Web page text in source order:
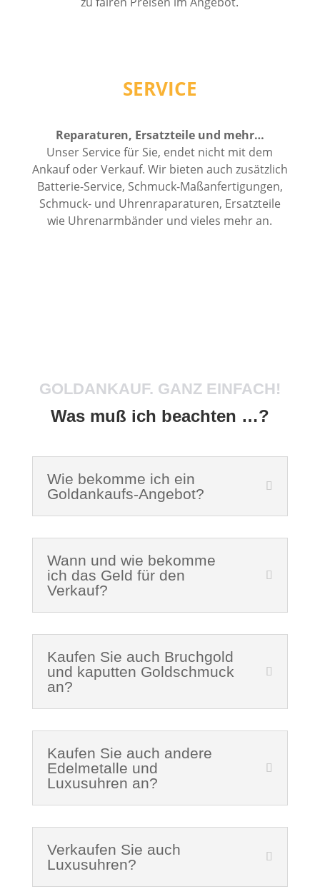
SERVICE
Reparaturen, Ersatzteile und mehr…
Unser Service für Sie, endet nicht mit dem
Ankauf oder Verkauf. Wir bieten auch zusätzlich
Batterie-Service, Schmuck-Maßanfertigungen,
Schmuck- und Uhrenraparaturen, Ersatzteile
wie Uhrenarmbänder und vieles mehr an.
GOLDANKAUF. GANZ EINFACH!
Was muß ich beachten …?
Wie bekomme ich ein
Goldankaufs-Angebot?
Wann und wie bekomme
ich das Geld für den
Verkauf?
Kaufen Sie auch Bruchgold
und kaputten Goldschmuck
an?
Kaufen Sie auch andere
Edelmetalle und
Luxusuhren an?
Verkaufen Sie auch
Luxusuhren?